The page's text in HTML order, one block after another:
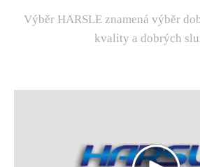
Výběr HARSLE znamená výběr
kvality a dobrých